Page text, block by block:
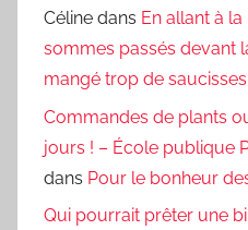
Céline dans En allant à
sommes passés devant
mangé trop de
Commandes de plants
jours ! – École publique
dans Pour le bonheur
Qui pourrait prêter une